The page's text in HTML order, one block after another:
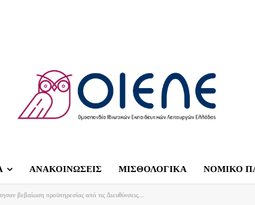
ΑΝΑΚΟΙΝΩΣΕΙΣ ΜΙΣΘΟΛΟΓΙΚΑ ΝΟΜΙΚΟ
βεβαίωση προϋπηρεσίας από τις Διευθύνσεις...